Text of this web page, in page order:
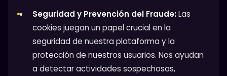
Seguridad y Prevención del Fraude:Las
cookies juegan un papel crucial en la
seguridad de nuestra plataforma y la
protección de nuestros usuarios. Nos ayudan
a detectar actividades sospechosas,